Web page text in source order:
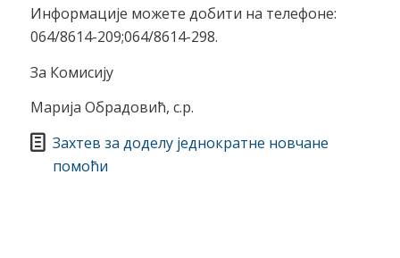
Информације можете добити на телефоне:
064/8614-209;064/8614-298.
За Комисију
Марија Обрадовић, с.р.
Захтев за доделу једнократне новчане
помоћи